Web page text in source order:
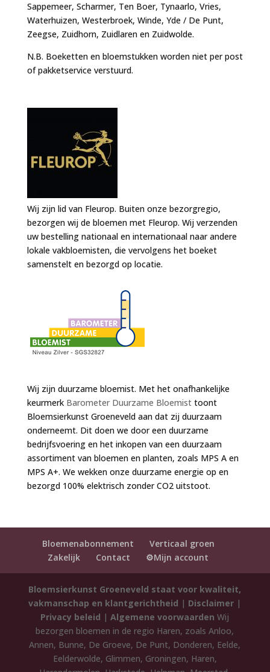
Sappemeer, Scharmer, Ten Boer, Tynaarlo, Vries,
Waterhuizen, Westerbroek, Winde, Yde / De Punt,
Zeegse, Zuidhorn, Zuidlaren en Zuidwolde.
N.B. Boeketten en bloemstukken worden niet per post
of pakketservice verstuurd.
Wij zijn lid van Fleurop. Buiten onze bezorgregio,
bezorgen wij de bloemen met Fleurop. Wij verzenden
uw bestelling nationaal en internationaal naar andere
lokale vakbloemisten, die vervolgens het boeket
samenstelt en bezorgd op locatie.
Wij zijn duurzame bloemist. Met het onafhankelijke
keurmerk Barometer Duurzame Bloemisttoont
Bloemsierkunst Groeneveld aan dat zij duurzaam
onderneemt. Dit doen we door een duurzame
bedrijfsvoering en het inkopen van een duurzaam
assortiment van bloemen en planten, zoals MPS A en
MPS A+. We wekken onze duurzame energie op en
bezorgd 100% elektrisch zonder CO2 uitstoot.
Bloemenabonnement
Verticaal groen
Zakelijk
Contact ⚙️Mijn account
Bloemsierkunst Groeneveld staat voor kwaliteit,
vakmanschap en klantgerichtheid | Disclaimer |
Privacy beleid |Algemene voorwaarden Wij
bezorgen bloemen in de regio Haren, zoals Anloo,
Annen, Bunne, De Groeve, De Punt, Donderen, Eelde,
Eelderwolde, Glimmen, Groningen, Haren,